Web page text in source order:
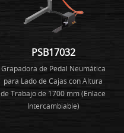
PSB17032
Grapadora de Pedal Neumática
para Lado de Cajas con Altura
de Trabajo de 1700 mm (Enlace
Intercambiable)